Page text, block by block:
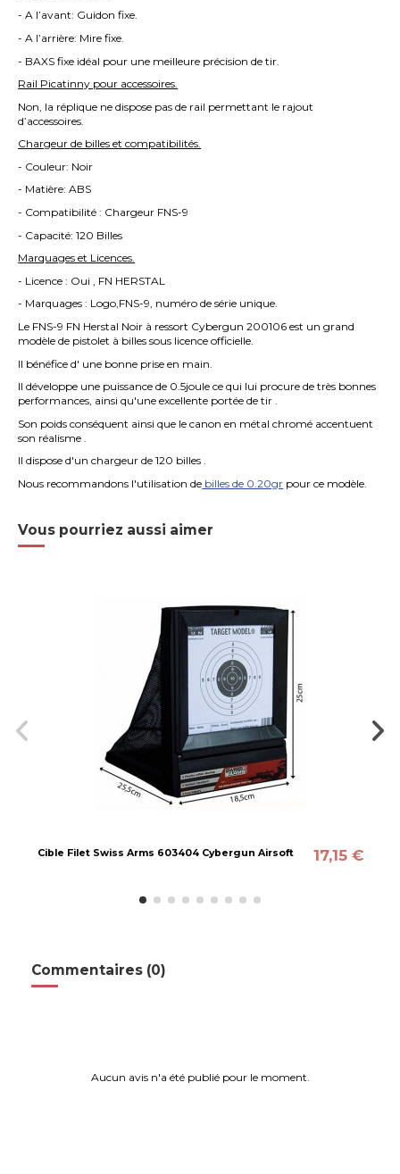
- A l’avant: Guidon fixe.
- A l’arrière: Mire fixe.
- BAXS fixe idéal pour une meilleure précision de tir.
Rail Picatinny pour accessoires.
Non, la réplique ne dispose pas de rail permettant le rajout
d’accessoires.
Chargeur de billes et compatibilités.
- Couleur: Noir
- Matière: ABS
- Compatibilité : Chargeur FNS-9
- Capacité: 120 Billes
Marquages et Licences.
- Licence : Oui , FN HERSTAL
- Marquages : Logo,FNS-9, numéro de série unique.
Le FNS-9 FN Herstal Noir à ressort Cybergun 200106 est un grand
modèle de pistolet à billes sous licence officielle.
Il bénéfice d' une bonne prise en main.
Il développe une puissance de 0.5joule ce qui lui procure de très bonnes
performances, ainsi qu'une excellente portée de tir .
Son poids conséquent ainsi que le canon en métal chromé accentuent
son réalisme .
Il dispose d'un chargeur de 120 billes .
Nous recommandons l'utilisation de billes de 0.20gr pour ce modèle.
Vous pourriez aussi aimer
Cible Filet Swiss Arms 603404 Cybergun Airsoft 17,15 €
Commentaires (0)
Aucun avis n'a été publié pour le moment.